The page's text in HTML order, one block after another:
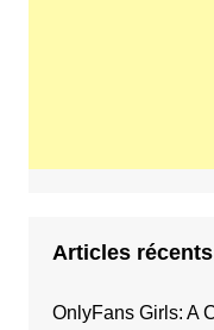
Articles récents
OnlyFans Girls: A